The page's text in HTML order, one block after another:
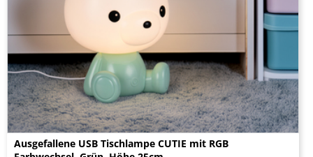
Ausgefallene USB Tischlampe CUTIE mit RGB